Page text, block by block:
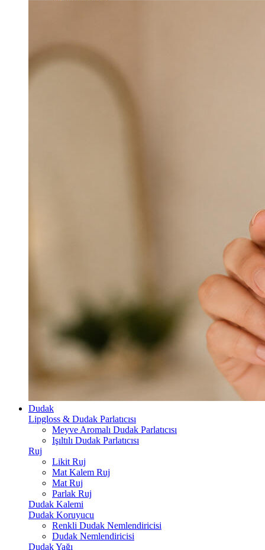
Dudak
Lipgloss & Dudak Parlatıcısı
Meyve Aromalı Dudak Parlatıcısı
Işıltılı Dudak Parlatıcısı
Ruj
Likit Ruj
Mat Kalem Ruj
Mat Ruj
Parlak Ruj
Dudak Kalemi
Dudak Koruyucu
Renkli Dudak Nemlendiricisi
Dudak Nemlendiricisi
Dudak Yağı